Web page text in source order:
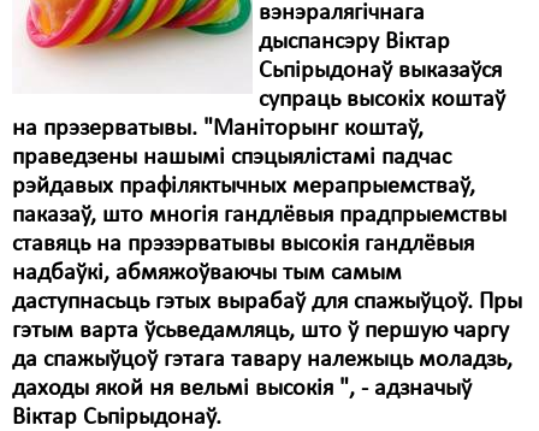
вэнэралягічнага
дыспансэру Віктар
Сьпірыдонаў выказаўся
супраць высокіх коштаў
на прэзерватывы. "Маніторынг коштаў,
праведзены нашымі спэцыялістамі падчас
рэйдавых прафіляктычных мерапрыемстваў,
паказаў, што многія гандлёвыя прадпрыемствы
ставяць на прэзэрватывы высокія гандлёвыя
надбаўкі, абмяжоўваючы тым самым
даступнасьць гэтых вырабаў для спажыўцоў. Пры
гэтым варта ўсьведамляць, што ў першую чаргу
да спажыўцоў гэтага тавару належыць моладзь,
даходы якой ня вельмі высокія ", - адзначыў
Віктар Сьпірыдонаў.
Дыскрымінацыя
Карная псыхіятрыя
КПЧ ААН
Культурныя правы
ЛПП
Мігранты
Мірныя сходы
Палітвязьні